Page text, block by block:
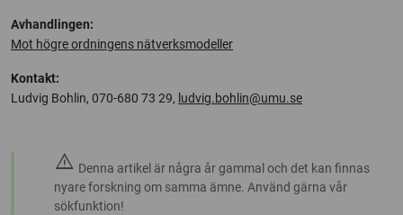
Avhandlingen:
Mot högre ordningens nätverksmodeller
Kontakt:
Ludvig Bohlin, 070-680 73 29, ludvig.bohlin@umu.se
warning Denna artikel är några år gammal och det kan finnas
nyare forskning om samma ämne. Använd gärna vår
sökfunktion!